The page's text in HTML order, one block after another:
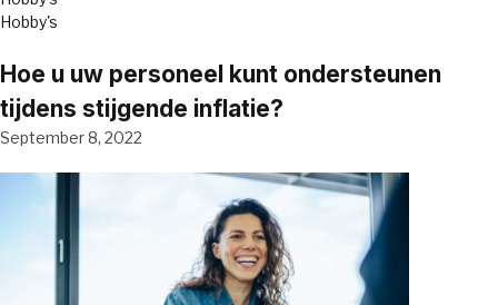
Hobby's
Hoe u uw personeel kunt ondersteunen
tijdens stijgende inflatie?
September 8, 2022